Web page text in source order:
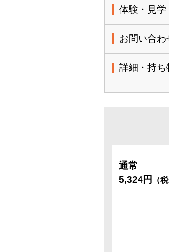
体験・見学
お問い合わ
詳細・持ち
通常
5,324円
（